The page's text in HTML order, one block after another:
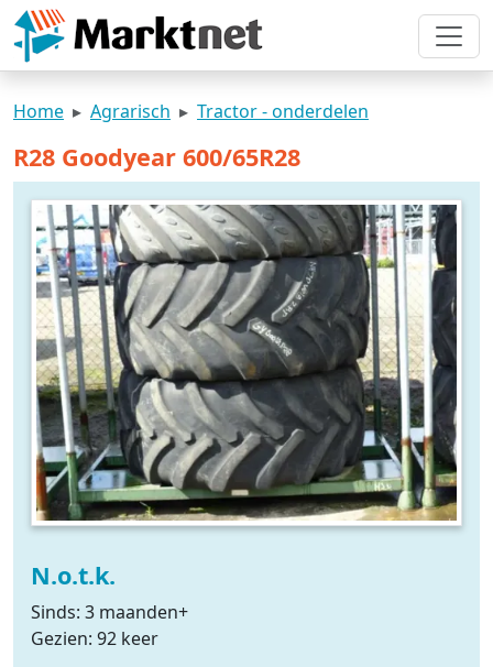
Home Agrarisch Tractor - onderdelen
R28 Goodyear 600/65R28
N.o.t.k.
Sinds: 3 maanden+
Gezien: 92 keer